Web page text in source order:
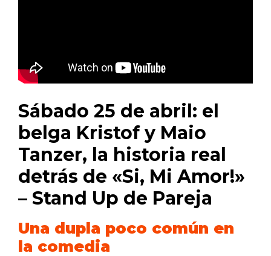
Sábado 25 de abril: el
belga Kristof y Maio
Tanzer, la historia real
detrás de «Si, Mi Amor!»
– Stand Up de Pareja
Una dupla poco común en
la comedia